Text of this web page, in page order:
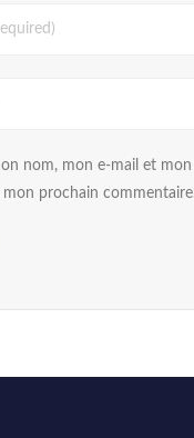
nom, mon e-mail et
prochain